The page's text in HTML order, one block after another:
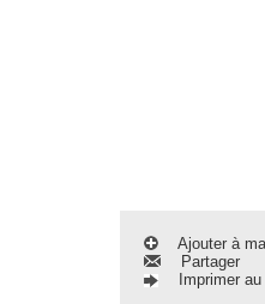
Ajouter à
Partager
Imprimer